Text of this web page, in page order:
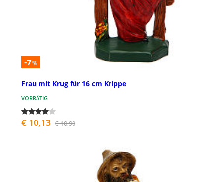
-7%
Frau mit Krug für 16 cm Krippe
VORRÄTIG
€ 10,13 € 10,90